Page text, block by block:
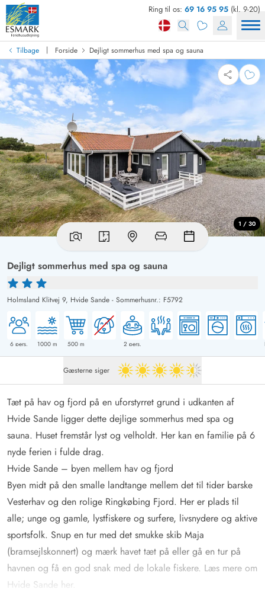
Ring til os: 69 16 95 95 (kl. 9-20)
Tilbage | Forside Dejligt sommerhus med spa og sauna
Dejligt sommerhus med spa og sauna
Holmsland Klitvej 9, Hvide Sande - Sommerhusnr.: F5792
6 pers. 1000 m 500m 2 pers.
1 / 30
Gæsterne siger 4.5 ud af 5
Tæt på hav og fjord på en uforstyrret grund i udkanten af
Hvide Sande ligger dette dejlige sommerhus med spa og
sauna. Huset fremstår lyst og velholdt. Her kan en familie på 6
nyde ferien i fulde drag.
Hvide Sande – byen mellem hav og fjord
Byen midt på den smalle landtange mellem det til tider barske
Vesterhav og den rolige Ringkøbing Fjord. Her er plads til
alle; unge og gamle, lystfiskere og surfere, livsnydere og aktive
sportsfolk. Snup en tur med det smukke skib Maja
(bramsejlskonnert) og mærk havet tæt på eller gå en tur på
havnen og få en god snak med de lokale fiskere. Læs mere om
Hvide Sande her.